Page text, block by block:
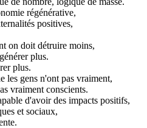
régénérative,
positives,
on doit détruire moins,
plus.
plus.
les gens n'ont pas vraiment,
vraiment conscients.
d'avoir des impacts positifs,
et sociaux,